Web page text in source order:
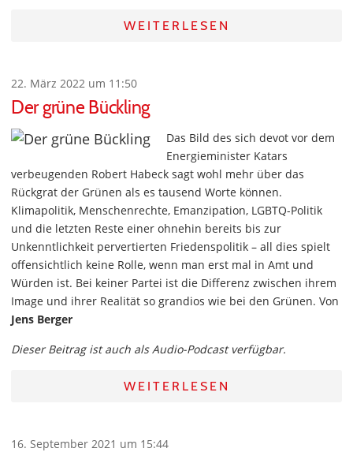
WEITERLESEN
22. März 2022 um 11:50
Der grüne Bückling
Das Bild des sich devot vor dem
Energieminister Katars
verbeugenden Robert Habeck sagt wohl mehr über das
Rückgrat der Grünen als es tausend Worte können.
Klimapolitik, Menschenrechte, Emanzipation, LGBTQ-Politik
und die letzten Reste einer ohnehin bereits bis zur
Unkenntlichkeit pervertierten Friedenspolitik – all dies spielt
offensichtlich keine Rolle, wenn man erst mal in Amt und
Würden ist. Bei keiner Partei ist die Differenz zwischen ihrem
Image und ihrer Realität so grandios wie bei den Grünen. Von
Jens Berger
Dieser Beitrag ist auch als Audio-Podcast verfügbar.
WEITERLESEN
16. September 2021 um 15:44